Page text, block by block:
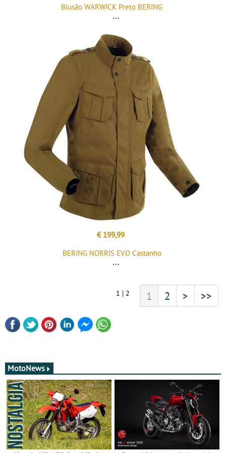
Blusão WARWICK Preto BERING
€ 199,99
BERING NORRIS EVO Castanho
1 | 2 1 2 > >>
MotoNews